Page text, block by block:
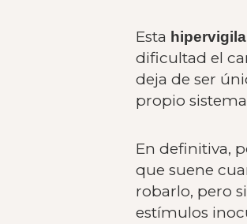
Esta
dificultad el
deja de ser
propio
En definitiva,
que suene
robarlo, pero
estímulos